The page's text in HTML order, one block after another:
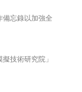
忘錄以加強全
技術研究院」